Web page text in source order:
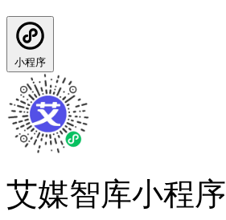
小程序
艾媒智库小程序